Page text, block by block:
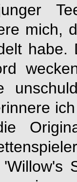
mich,
habe.